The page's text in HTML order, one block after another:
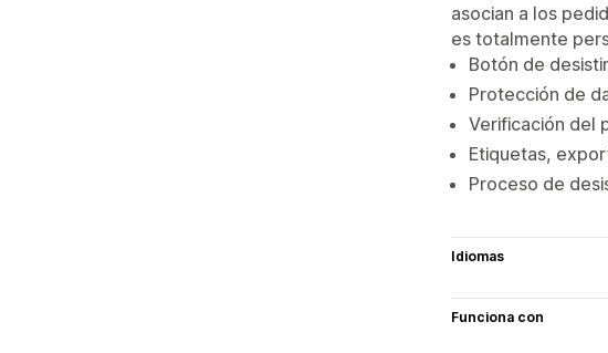
asocian a los
es totalmente
Botón de
Protección de
Verificación del
Etiquetas,
Proceso de
Idiomas
Funciona con